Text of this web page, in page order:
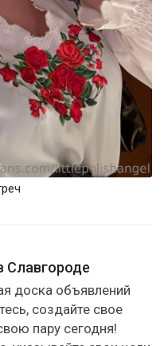
Славгороде
доска объявлений
создайте свое
пару сегодня!